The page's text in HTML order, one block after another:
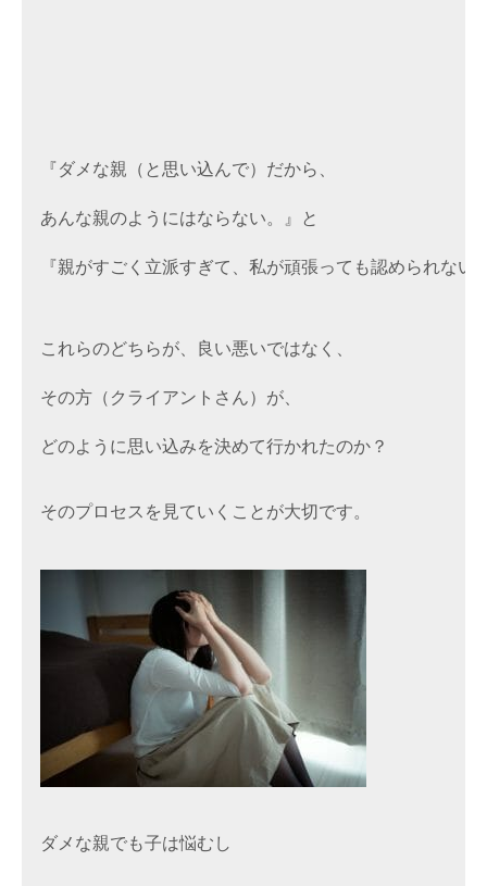
『ダメな親（と思い込んで）だから、
あんな親のようにはならない。』と
『親がすごく立派すぎて、私が頑張っても認められない
これらのどちらが、良い悪いではなく、
その方（クライアントさん）が、
どのように思い込みを決めて行かれたのか？
そのプロセスを見ていくことが大切です。
ダメな親でも子は悩むし